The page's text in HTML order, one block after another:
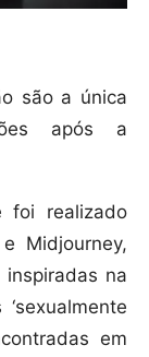
são a única
após a
foi realizado
Midjourney,
na
em